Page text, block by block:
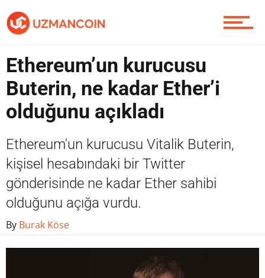
Piyasa
Soru Sor
Contact / İletişim
Ethereum’un kurucusu
Buterin, ne kadar Ether’i
olduğunu açıkladı
Ethereum'un kurucusu Vitalik Buterin,
kişisel hesabındaki bir Twitter
gönderisinde ne kadar Ether sahibi
olduğunu açığa vurdu.
By Burak Köse